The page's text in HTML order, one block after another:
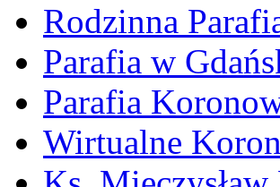
Rodzinna
Parafia w
Parafia
Wirtualne